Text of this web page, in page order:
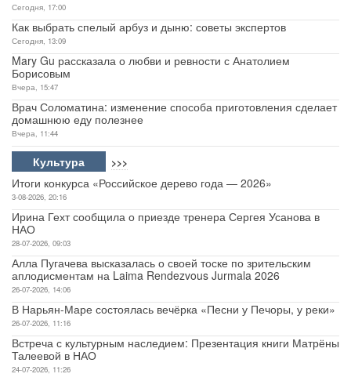
Сегодня, 17:00
Как выбрать спелый арбуз и дыню: советы экспертов
Сегодня, 13:09
Mary Gu рассказала о любви и ревности с Анатолием
Борисовым
Вчера, 15:47
Врач Соломатина: изменение способа приготовления сделает
домашнюю еду полезнее
Вчера, 11:44
Культура >>>
Итоги конкурса «Российское дерево года — 2026»
3-08-2026, 20:16
Ирина Гехт сообщила о приезде тренера Сергея Усанова в
НАО
28-07-2026, 09:03
Алла Пугачева высказалась о своей тоске по зрительским
аплодисментам на Laima Rendezvous Jurmala 2026
26-07-2026, 14:06
В Нарьян-Маре состоялась вечёрка «Песни у Печоры, у реки»
26-07-2026, 11:16
Встреча с культурным наследием: Презентация книги Матрёны
Талеевой в НАО
24-07-2026, 11:26